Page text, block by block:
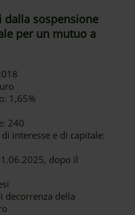
dalla sospensione
per un mutuo a
1,65%
240
interesse e di capitale:
dopo il
decorrenza della